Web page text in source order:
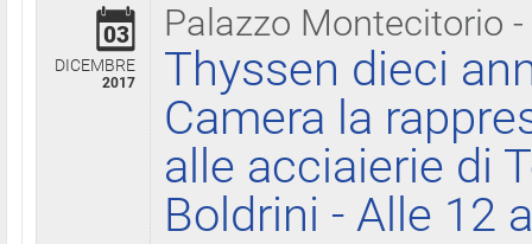
Palazzo Montecitorio
03
DICEMBRE
2017
Thyssen dieci
Camera la
alle acciaierie di
Boldrini - Alle 12